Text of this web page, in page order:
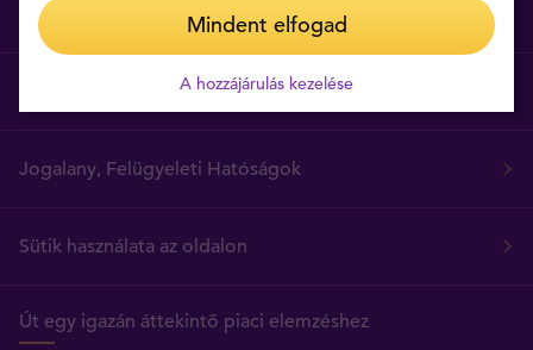
Gyakori kérdések
Általános szerződési feltételek
Jogalany, Felügyeleti Hatóságok
Sütik használata az oldalon
Út egy igazán áttekintő piaci elemzéshez
Mindent elfogad
A hozzájárulás kezelése